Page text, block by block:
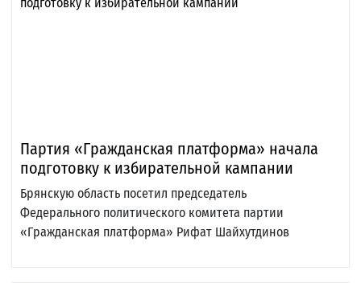
Партия «Гражданская платформа» начала
подготовку к избирательной кампании
Брянскую область посетил председатель
Федерального политического комитета партии
«Гражданская платформа» Рифат Шайхутдинов